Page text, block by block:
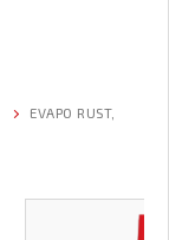
EVAPO RUST,